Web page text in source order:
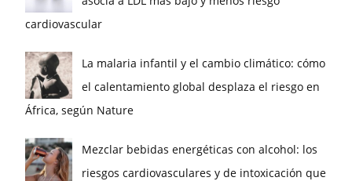
cardiovascular
La malaria infantil y el cambio climático: cómo
el calentamiento global desplaza el riesgo en
África, según Nature
Mezclar bebidas energéticas con alcohol: los
riesgos cardiovasculares y de intoxicación que